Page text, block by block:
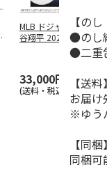
MLB ドジャース 大
谷翔平 2026 NL 3・
33,000円
(送料・税込)
【の
●のし
●二重
【送料】
お届け
※ゆう
【同梱】
同梱可